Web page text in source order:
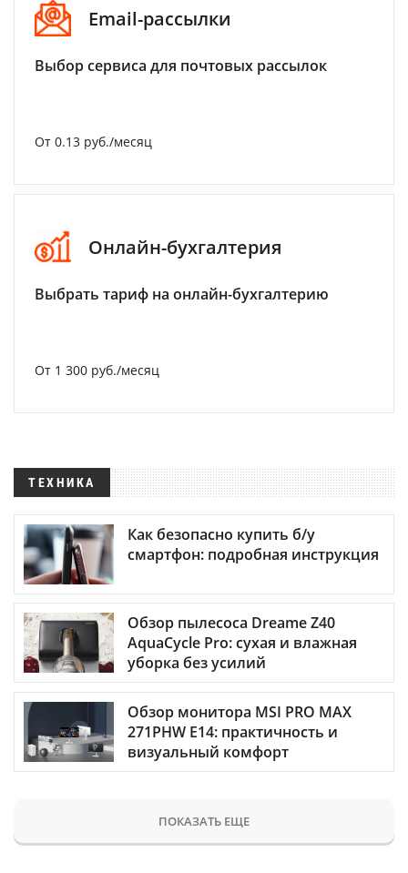
Email-рассылки
Выбор сервиса для почтовых рассылок
От 0.13 руб./месяц
Онлайн-бухгалтерия
Выбрать тариф на онлайн-бухгалтерию
От 1 300 руб./месяц
ТЕХНИКА
Как безопасно купить б/у
смартфон: подробная инструкция
Обзор пылесоса Dreame Z40
AquaCycle Pro: сухая и влажная
уборка без усилий
Обзор монитора MSI PRO MAX
271PHW E14: практичность и
визуальный комфорт
ПОКАЗАТЬ ЕЩЕ